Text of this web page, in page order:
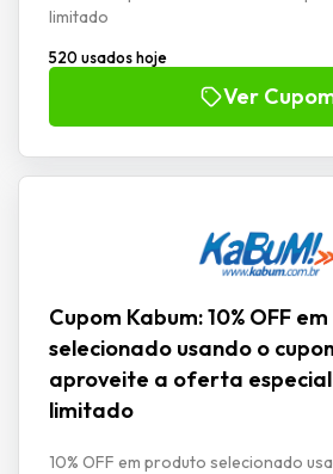
limitado
520 usados hoje
Ver
Cupom Kabum: 10% OFF
selecionado usando o
aproveite a oferta
limitado
10% OFF em produto selecionado